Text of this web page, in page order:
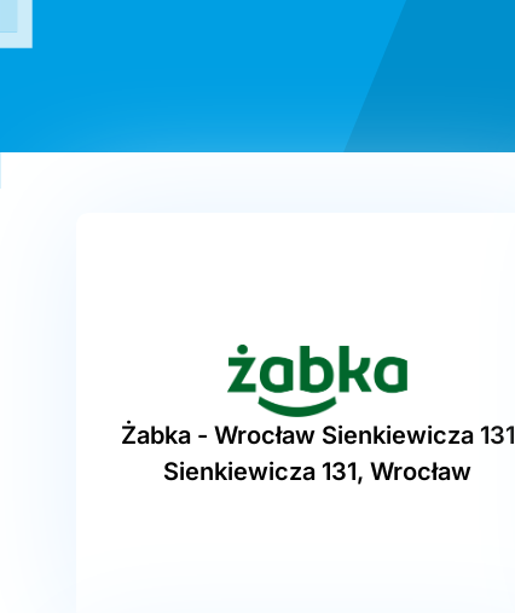
Żabka - Wrocław Sienkiewicza 131
Sienkiewicza 131, Wrocław